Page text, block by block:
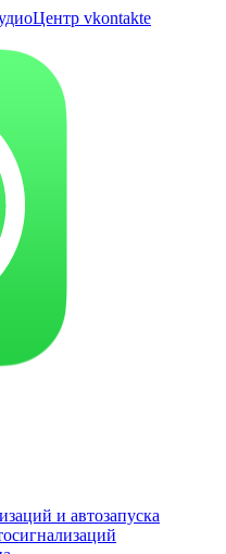
и автозапуска